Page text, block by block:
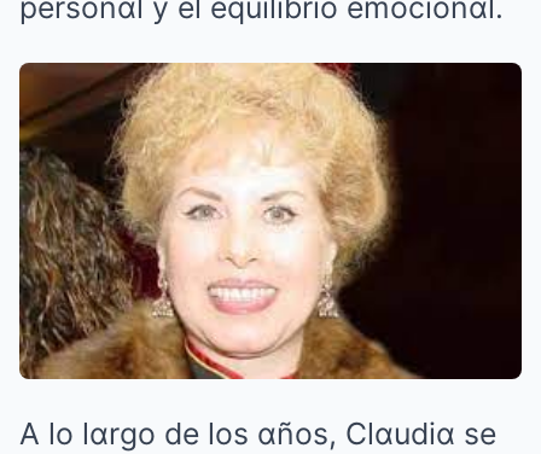
personαl y el equilibrio emocionαl.
A lo lαrgo de los αños, Clαudiα se